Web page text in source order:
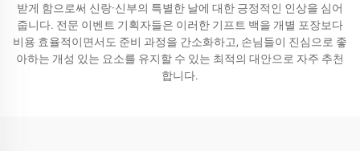
받게 함으로써 신랑·신부의 특별한 날에 대한 긍정적인 인상을 심어
줍니다. 전문 이벤트 기획자들은 이러한 기프트 백을 개별 포장보다
비용 효율적이면서도 준비 과정을 간소화하고, 손님들이 진심으로 좋
아하는 개성 있는 요소를 유지할 수 있는 최적의 대안으로 자주 추천
합니다.